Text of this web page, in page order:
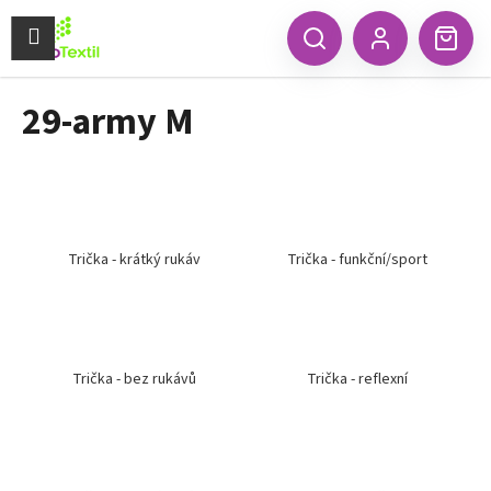
obsah
HledatPřihlášení
Menu
29-army M
Trička - krátký rukáv Trička - funkční/sport
Trička - bez rukávů Trička - reflexní
K
š Zpět
Zpět
C